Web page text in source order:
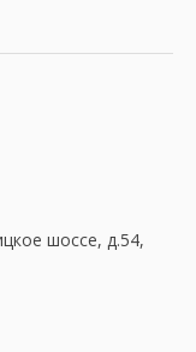
шоссе, д.54,